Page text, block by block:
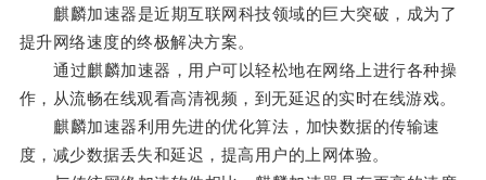
麒麟加速器是近期互联网科技领域的巨大突破，成为了
提升网络速度的终极解决方案。
通过麒麟加速器，用户可以轻松地在网络上进行各种操
作，从流畅在线观看高清视频，到无延迟的实时在线游戏。
麒麟加速器利用先进的优化算法，加快数据的传输速
度，减少数据丢失和延迟，提高用户的上网体验。